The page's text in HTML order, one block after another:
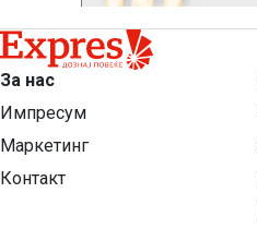
За нас
Импресум
Маркетинг
Контакт